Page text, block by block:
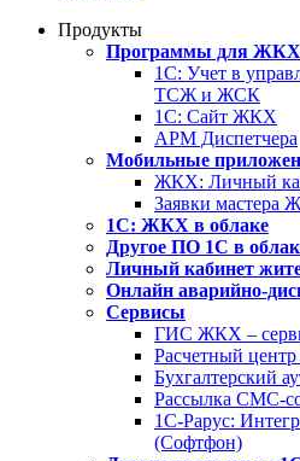
Продукты
Программы для ЖКХ
1С: Учет в
ТСЖ и ЖСК
1С: Сайт ЖКХ
АРМ Диспетчера
Мобильные
ЖКХ: Личный
Заявки мастера
1С: ЖКХ в облаке
Другое ПО 1С в
Личный кабинет
Онлайн аварийно-
Сервисы
ГИС ЖКХ –
Расчетный
Бухгалтерский
Рассылка СМС-
1С-Рарус:
(Софтфон)